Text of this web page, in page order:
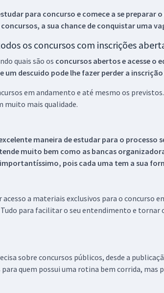
para concurso e comece a se preparar
concursos, a sua chance de conquistar uma
os concursos com inscrições
quais são os concursos abertos e acesse o
descuido pode lhe fazer perder a
em andamento e até mesmo os
muito mais qualidade.
maneira de estudar para o
muito bem como as bancas
pois cada uma tem a sua
acesso a materiais exclusivos para o
para facilitar o seu entendimento e
sobre concursos públicos, desde a
quem possui uma rotina bem corrida,